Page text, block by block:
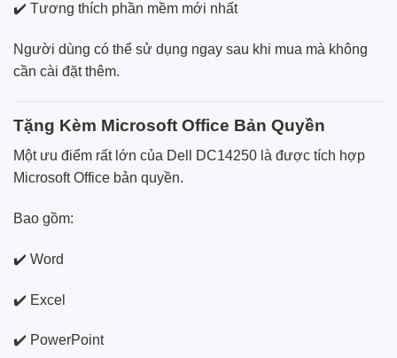
✔️ Tương thích phần mềm mới nhất
Người dùng có thể sử dụng ngay sau khi mua mà không
cần cài đặt thêm.
Tặng Kèm Microsoft Office Bản Quyền
Một ưu điểm rất lớn của Dell DC14250 là được tích hợp
Microsoft Office bản quyền.
Bao gồm:
✔️ Word
✔️ Excel
✔️ PowerPoint